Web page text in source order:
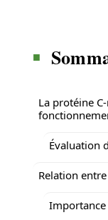
La protéine
Évaluation
Relation